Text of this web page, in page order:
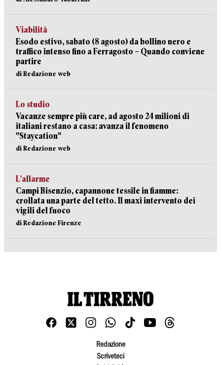
Viabilità
Esodo estivo, sabato (8 agosto) da bollino nero e
traffico intenso fino a Ferragosto – Quando conviene
partire
di Redazione web
Lo studio
Vacanze sempre più care, ad agosto 24 milioni di
italiani restano a casa: avanza il fenomeno
"Staycation"
di Redazione web
L’allarme
Campi Bisenzio, capannone tessile in fiamme:
crollata una parte del tetto. Il maxi intervento dei
vigili del fuoco
di Redazione Firenze
Redazione
Scriveteci